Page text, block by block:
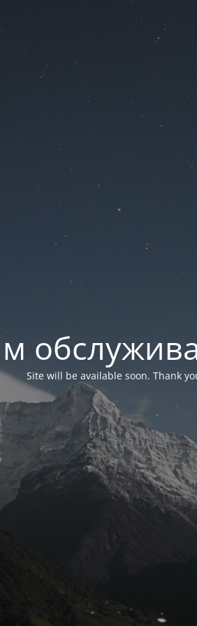
Site will be available soon. Thank